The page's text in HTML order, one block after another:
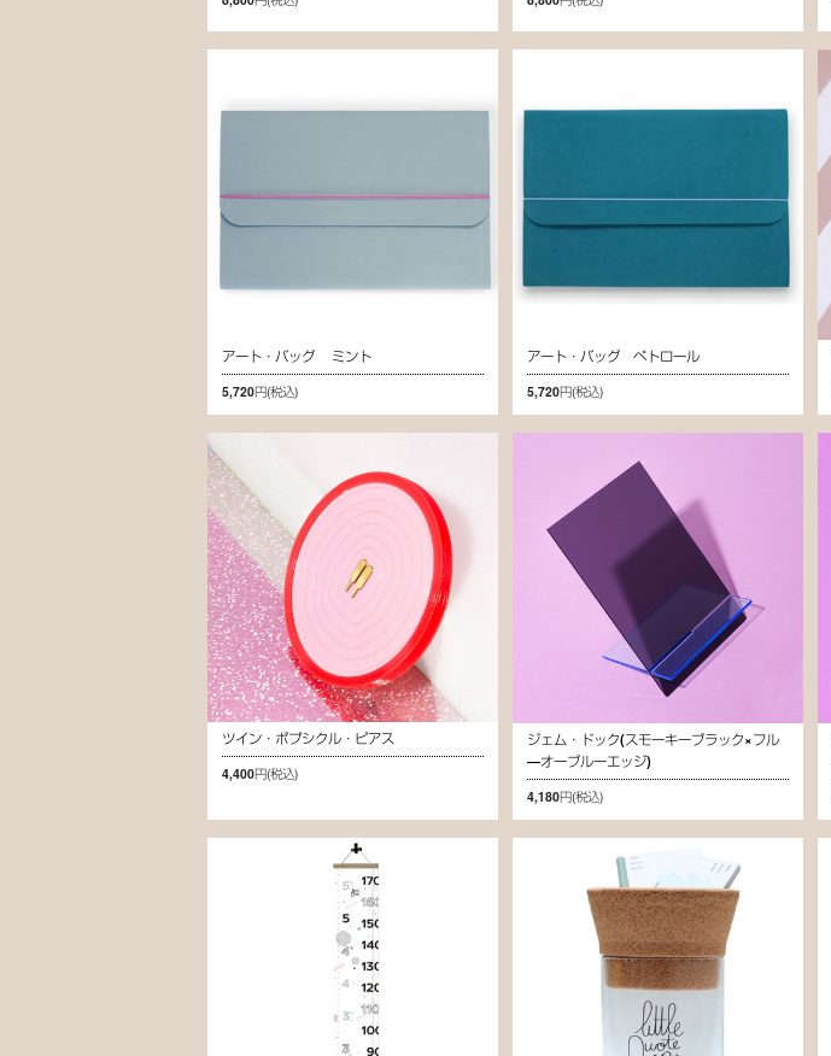
アート・バッグ ミント
5,720円(税込)
アート・バッグ ペトロール
5,720円(税込)
ツイン・ポプシクル・ピアス
4,400円(税込)
ジェム・ドック(スモーキーブラック×フル
―オーブルーエッジ)
4,180円(税込)